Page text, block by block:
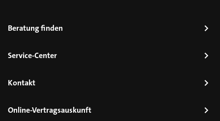
Beratung finden
Service-Center
Kontakt
Online-Vertragsauskunft